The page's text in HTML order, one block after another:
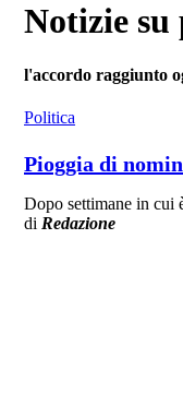
Notizie
l'accordo raggiunto
Politica
Pioggia di
Dopo settimane in cui
di Redazione